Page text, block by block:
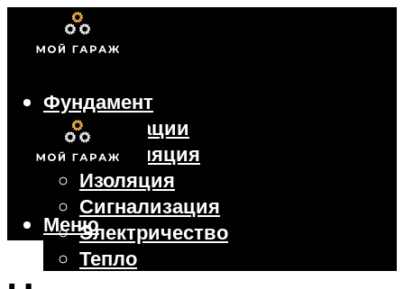
Фундамент
Коммуникации
Вентиляция
Изоляция
Сигнализация
Электричество
Тепло
Меню